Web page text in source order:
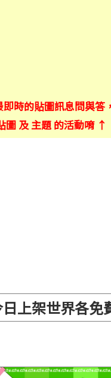
時的貼圖訊息問與答
圖 及 主題 的活動唷 ↑
上架世界各免